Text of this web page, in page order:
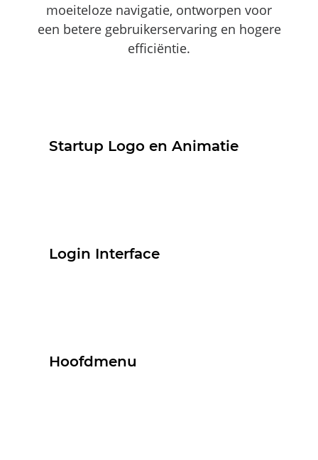
moeiteloze navigatie, ontworpen voor
een betere gebruikerservaring en hogere
efficiëntie.
Startup Logo en Animatie
Login Interface
Hoofdmenu